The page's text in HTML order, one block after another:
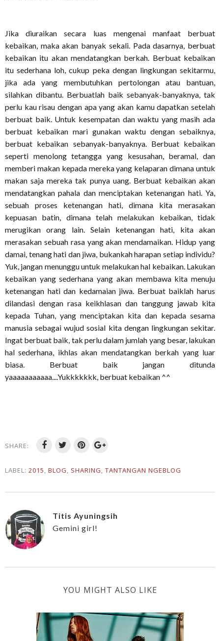
Jika diuraikan secara luas mengenai manfaat berbuat
kebaikan, maka akan banyak sekali. Pada dasarnya, berbuat
kebaikan itu akan mendatangkan berkah. Berbuat kebaikan
itu sederhana loh, cukup peka dengan lingkungan sekitarmu,
jika ada yang membutuhkan pertolongan atau bantuan,
silahkan dibantu. Berbuatlah baik sebanyak-banyaknya, tak
perlu kau risau dengan apa yang akan kamu dapatkan setelah
berbuat baik. Untuk kesempatan dan waktu yang masih ada
berbuat kebaikan mari gunakan waktu dengan sebaiknya,
berbuat kebaikan sebanyak-banyaknya. Berbuat kebaikan
seperti menolong tetangga yang kesusahan, beramal, dan
memberi makan kepada mereka yang kelaparan dimana untuk
makan saja mereka tak punya uang. Berbuat kebaikan akan
mendatangkan pahala dan menciptakan ketenangan hati. Ya,
sebuah proses ketenangan hati, dimana kita merasakan
kepuasan batin, dimana telah melakukan kebaikan, tidak
merugikan orang lain. Selain ketenangan hati, kita akan
merasakan sebuah rasa yang akan mendamaikan. Hidup yang
damai, tenang hati dan jiwa, bukankah harapan setiap individu?
Yuk, jangan menunggu untuk melakukan hal kebaikan. Lakukan
kebaikan yang sederhana yang akan membawa kita menuju
ketenangan hati dan kedamaian jiwa. Berbuat baiklah harus
dilandasi dengan rasa keikhlasan dan tanggung jawab kita
kepada Tuhan, yang menciptakan kita dan kepada sesama
manusia sebagai wujud sosial kita dengan lingkungan sekitar.
Ingat berbuat baik, tak perlu dalam jumlah yang besar, lakukan
hal sederhana, ikhlas akan mendatangkan berkah yang luar
biasa. Berbuat baik jangan ditunda
yaaaaaaaaaaa....Yukkkkkkk, berbuat kebaikan ^^
SHARE:
LABEL: 2015, BLOG, SHARING, TANTANGAN NGEBLOG
Titis Ayuningsih
Gemini girl!
YOU MIGHT ALSO LIKE